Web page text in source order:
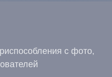
с фото,